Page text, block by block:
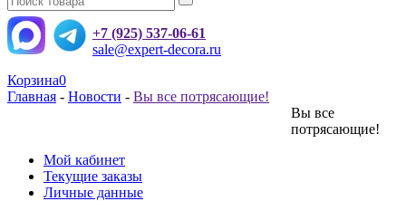
+7 (925) 537-06-61
sale@expert-decora.ru
Корзина0
Главная - Новости - Вы все потрясающие!
Вы все
потрясающие!
Мой кабинет
Текущие заказы
Личные данные